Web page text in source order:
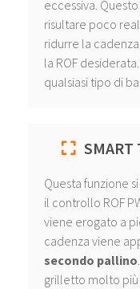
eccessiva.
risultare poco
ridurre la
la ROF
qualsiasi tipo di
SMART
Questa funzione
il controllo ROF
viene erogato a
cadenza viene
secondo pallino
grilletto molto più